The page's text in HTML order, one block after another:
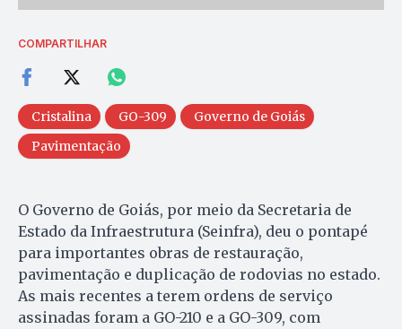
COMPARTILHAR
Cristalina GO-309
Governo de Goiás
Pavimentação
O Governo de Goiás, por meio da Secretaria de
Estado da Infraestrutura (Seinfra), deu o pontapé
para importantes obras de restauração,
pavimentação e duplicação de rodovias no estado.
As mais recentes a terem ordens de serviço
assinadas foram a GO-210 e a GO-309, com